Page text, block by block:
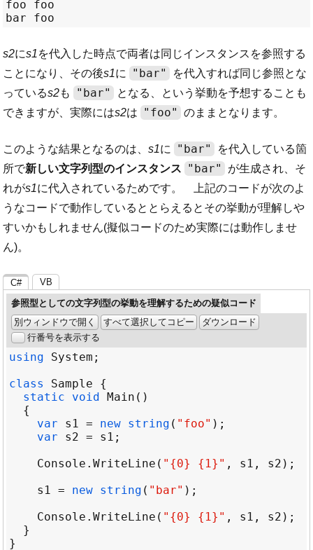
foo foo
s2にs1を代入した時点で両者は同じインスタンスを参照する
ことになり、その後s1に "bar"
を代入すれば同じ参照とな
っているs2も "bar"
となる、という挙動を予想することも
できますが、実際にはs2は "foo" のままとなります。
このような結果となるのは、 s1に "bar"
を代入している箇
所で新しい文字列型のインスタンス "bar"
が生成され、そ
れがs1に代入されているためです。 上記のコードが次のよ
うなコードで動作しているととらえるとその挙動が理解しや
すいかもしれません(擬似コードのため実際には動作しませ
ん)。
C# VB
参照型としての文字列型の挙動を理解するための疑似コード
別ウィンドウで開く
すべて選択してコピー
ダウンロード
行番号を表示する
using System
class
Sample
static
void Main
var
s1 = new string ( "foo"
var
s2 = s1
Console . WriteLine ( "{0} {1}" , s1 , s2
s1 = new string ( "bar"
Console . WriteLine ( "{0} {1}" , s1 , s2